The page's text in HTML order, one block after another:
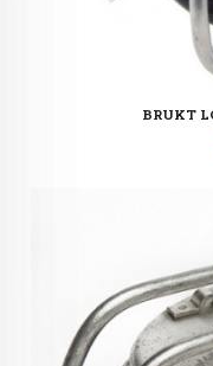
BRUKT